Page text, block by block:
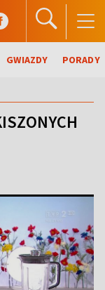
GWIAZDY PORADY